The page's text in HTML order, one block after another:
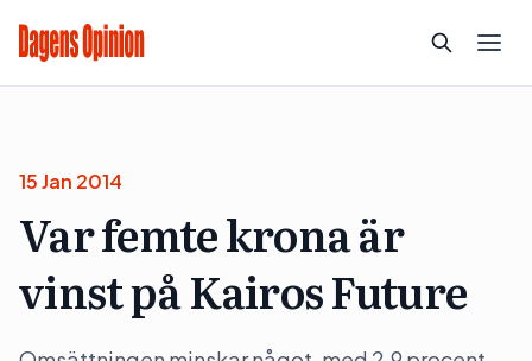
15 Jan 2014
Var femte krona är
vinst på Kairos Future